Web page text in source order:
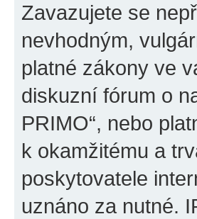
Zavazujete se
nevhodným,
platné zákony ve
diskuzní fórum o
PRIMO“, nebo
k okamžitému a
poskytovatele
uznáno za nutné.